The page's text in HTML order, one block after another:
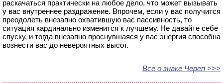
раскачаться практически на любое дело, что может вызывать
у вас внутреннее раздражение. Впрочем, если у вас получится
преодолеть внезапно охватившую вас пассивность, то
ситуация кардинально изменится к лучшему. Не давайте себе
спуску, и тогда внезапно проснувшаяся у вас энергия способна
вознести вас до невероятных высот.
Все о знаке Череп >>>